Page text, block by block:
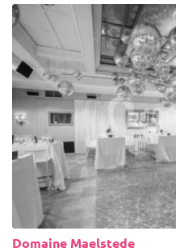
Domaine Maelstede